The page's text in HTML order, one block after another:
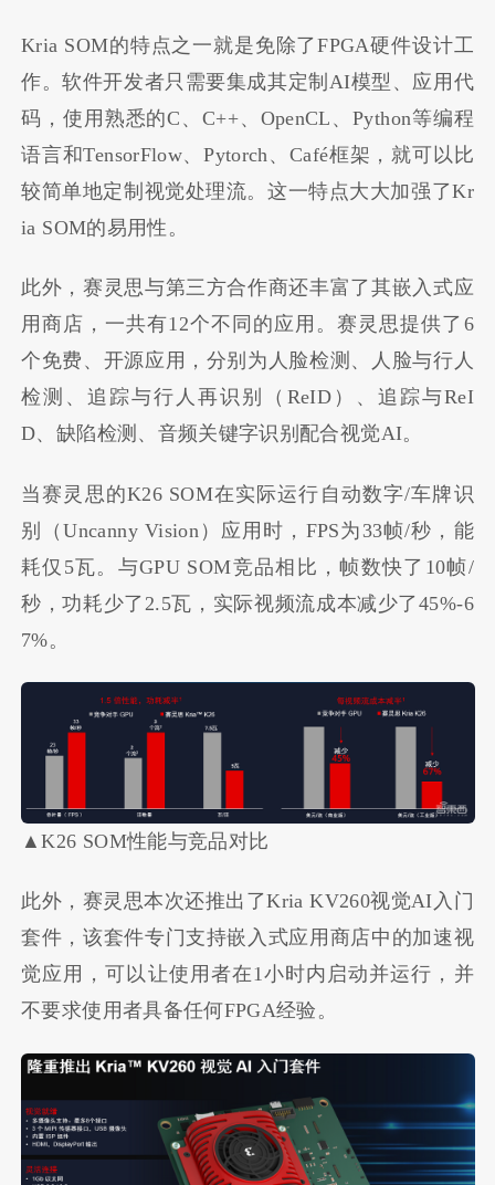
Kria SOM的特点之一就是免除了FPGA硬件设计工
作。软件开发者只需要集成其定制AI模型、应用代
码，使用熟悉的C、C++、OpenCL、Python等编程
语言和TensorFlow、Pytorch、Café框架，就可以比
较简单地定制视觉处理流。这一特点大大加强了Kr
ia SOM的易用性。
此外，赛灵思与第三方合作商还丰富了其嵌入式应
用商店，一共有12个不同的应用。赛灵思提供了6
个免费、开源应用，分别为人脸检测、人脸与行人
检测、追踪与行人再识别（ReID）、追踪与ReI
D、缺陷检测、音频关键字识别配合视觉AI。
当赛灵思的K26 SOM在实际运行自动数字/车牌识
别（Uncanny Vision）应用时，FPS为33帧/秒，能
耗仅5瓦。与GPU SOM竞品相比，帧数快了10帧/
秒，功耗少了2.5瓦，实际视频流成本减少了45%-6
7%。
▲K26 SOM性能与竞品对比
此外，赛灵思本次还推出了Kria KV260视觉AI入门
套件，该套件专门支持嵌入式应用商店中的加速视
觉应用，可以让使用者在1小时内启动并运行，并
不要求使用者具备任何FPGA经验。